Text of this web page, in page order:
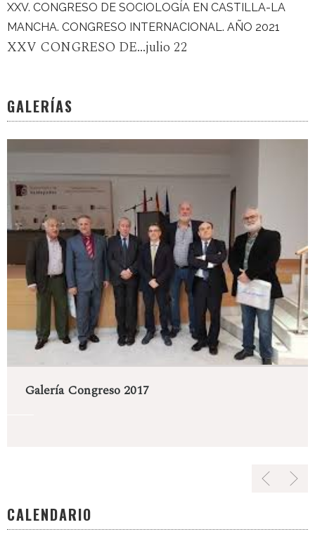
XXV. CONGRESO DE SOCIOLOGÍA EN CASTILLA-LA
MANCHA. CONGRESO INTERNACIONAL. AÑO 2021
XXV CONGRESO DE...julio 22
GALERÍAS
Galería Congreso 2017
CALENDARIO